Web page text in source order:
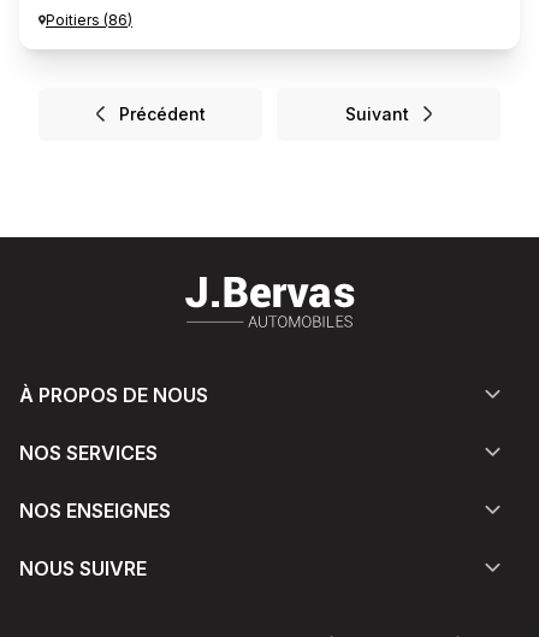
Poitiers (86)
Précédent Suivant
À PROPOS DE NOUS
NOS SERVICES
NOS ENSEIGNES
NOUS SUIVRE